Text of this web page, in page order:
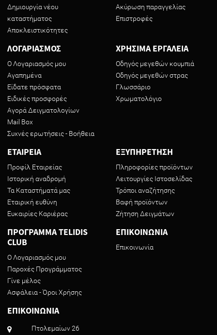
Δημιουργία νέου
καταστήματος
Αποκλειστικότητες
Ακύρωση παραγγελίας
Επιστροφές
ΛΟΓΑΡΙΑΣΜΟΣ
Ο Λογαριασμός μου
Αγαπημένα
Είδατε πρόσφατα
Ειδικές προσφορές
Αγορά Δειγματολογίων
Mail Box
Συχνές ερωτήσεις - Βοήθεια
ΧΡΗΣΙΜΑ ΕΡΓΑΛΕΙΑ
Οδηγός μεγεθών κουμπιά
Οδηγός μεγεθών στρας
Γλωσσάριο
Χρωματολόγιο
ΕΤΑΙΡΕΙΑ
Προφίλ Εταιρείας
Ιστορική αναδρομή
Τα Καταστήματά μας
Εταιρική ευθύνη
Ευκαιρίες Καριέρας
ΕΞΥΠΗΡΕΤΗΣΗ
Πληροφορίες προϊόντων
Λειτουργίες Ιστοσελίδας
Τρόποι αναζήτησης
Βαφή προϊόντων
Ζήτηση Δειγμάτων
ΠΡΟΓΡΑΜΜΑ TELIDIS
CLUB
Ο Λογαριασμός μου
Παροχές Προγράμματος
Γίνε μέλος
Ασφάλεια - Όροι Χρήσης
ΕΠΙΚΟΙΝΩΝΙΑ
Επικοινωνία
ΕΠΙΚΟΙΝΩΝΙΑ
Πτολεμαίων 26